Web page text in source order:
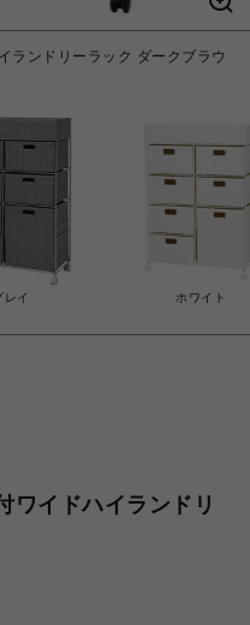
ランドリーラック ダークブラウ
レイ ホワイト
ワイドハイランドリ